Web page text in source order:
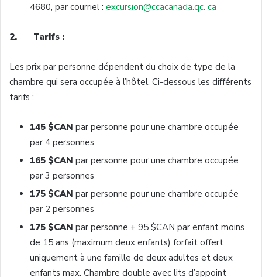
4680, par courriel : excursion@ccacanada.qc. ca
2. Tarifs :
Les prix par personne dépendent du choix de type de la
chambre qui sera occupée à l’hôtel. Ci-dessous les différents
tarifs :
145 $CAN par personne pour une chambre occupée
par 4 personnes
165 $CAN par personne pour une chambre occupée
par 3 personnes
175 $CAN par personne pour une chambre occupée
par 2 personnes
175 $CAN par personne + 95 $CAN par enfant moins
de 15 ans (maximum deux enfants) forfait offert
uniquement à une famille de deux adultes et deux
enfants max. Chambre double avec lits d’appoint